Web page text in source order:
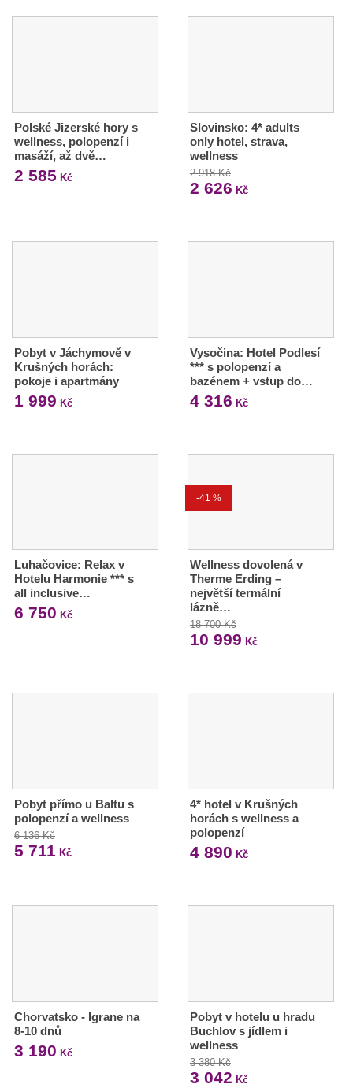
Polské Jizerské hory s
wellness, polopenzí i
masáží, až dvě…
2 585 Kč
Slovinsko: 4* adults
only hotel, strava,
wellness
2 918 Kč
2 626 Kč
Pobyt v Jáchymově v
Krušných horách:
pokoje i apartmány
1 999 Kč
Vysočina: Hotel Podlesí
*** s polopenzí a
bazénem + vstup do…
4 316 Kč
Luhačovice: Relax v
Hotelu Harmonie *** s
all inclusive…
6 750 Kč
-41 %
Wellness dovolená v
Therme Erding –
největší termální
lázně…
18 700 Kč
10 999 Kč
Pobyt přímo u Baltu s
polopenzí a wellness
6 136 Kč
5 711 Kč
4* hotel v Krušných
horách s wellness a
polopenzí
4 890 Kč
Chorvatsko - Igrane na
8-10 dnů
3 190 Kč
Pobyt v hotelu u hradu
Buchlov s jídlem i
wellness
3 380 Kč
3 042 Kč